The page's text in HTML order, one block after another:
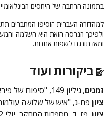
בתמונה הרחבה של היחסים
למהדורה העברית הוסיפו המחברים
ומאז תורגם לשפות אחדות.
ביקורות ועוד
זמנים, גיליון 149, "סיפורו של פיראט יהודי בין זהויות מתחלפות", מאת שי זמיר, מרץ 2024
ציון פח-ג, "איש של שלושה עולמות",